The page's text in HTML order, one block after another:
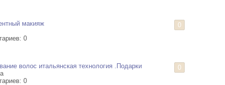
макияж
0
0
волос итальянская технология .Подарки
0
0